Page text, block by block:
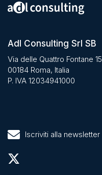
Adl Consulting Srl SB
Via delle Quattro Fontane 15
00184 Roma, Italia
P. IVA 12034941000
Iscriviti alla newsletter